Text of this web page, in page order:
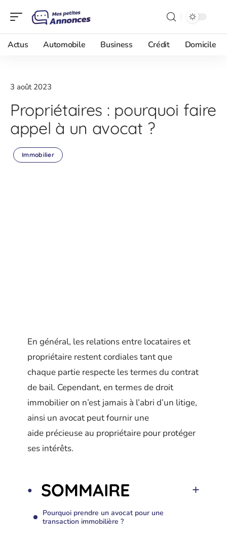
Actus Automobile Business Crédit Domicile
3 août 2023
Propriétaires : pourquoi faire
appel à un avocat ?
Immobilier
En général, les relations entre locataires et
propriétaire restent cordiales tant que
chaque partie respecte les termes du contrat
de bail. Cependant, en termes de droit
immobilier on n’est jamais à l’abri d’un litige,
ainsi un avocat peut fournir une
aide précieuse au propriétaire pour protéger
ses intérêts.
SOMMAIRE
Pourquoi prendre un avocat pour une
transaction immobilière ?